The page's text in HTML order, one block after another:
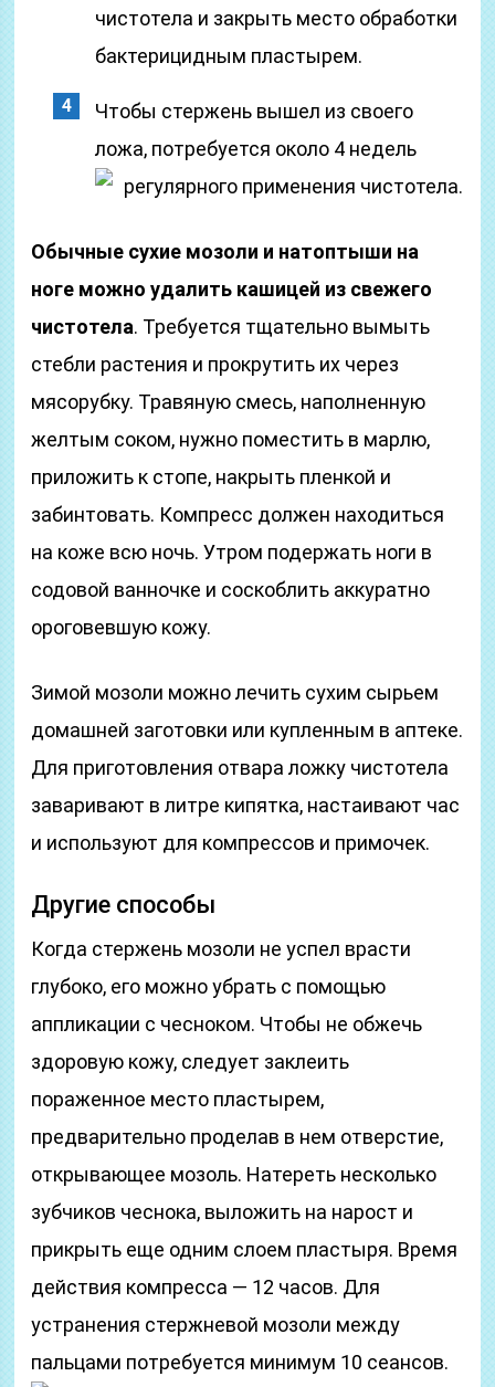
чистотела и закрыть место обработки
бактерицидным пластырем.
Чтобы стержень вышел из своего
ложа, потребуется около 4 недель
регулярного применения чистотела.
Обычные сухие мозоли и натоптыши на
ноге можно удалить кашицей из свежего
чистотела. Требуется тщательно вымыть
стебли растения и прокрутить их через
мясорубку. Травяную смесь, наполненную
желтым соком, нужно поместить в марлю,
приложить к стопе, накрыть пленкой и
забинтовать. Компресс должен находиться
на коже всю ночь. Утром подержать ноги в
содовой ванночке и соскоблить аккуратно
ороговевшую кожу.
Зимой мозоли можно лечить сухим сырьем
домашней заготовки или купленным в аптеке.
Для приготовления отвара ложку чистотела
заваривают в литре кипятка, настаивают час
и используют для компрессов и примочек.
Другие способы
Когда стержень мозоли не успел врасти
глубоко, его можно убрать с помощью
аппликации с чесноком. Чтобы не обжечь
здоровую кожу, следует заклеить
пораженное место пластырем,
предварительно проделав в нем отверстие,
открывающее мозоль. Натереть несколько
зубчиков чеснока, выложить на нарост и
прикрыть еще одним слоем пластыря. Время
действия компресса — 12 часов. Для
устранения стержневой мозоли между
пальцами потребуется минимум 10 сеансов.